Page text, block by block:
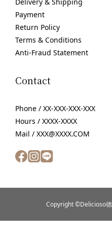
Payment
Return Policy
Terms & Conditions
Anti-Fraud Statement
Contact
Phone / XX-XXX-XXX-XXX
Hours / XXXX-XXXX
Mail / XXX@XXXX.COM
Copyright ©Delicioso